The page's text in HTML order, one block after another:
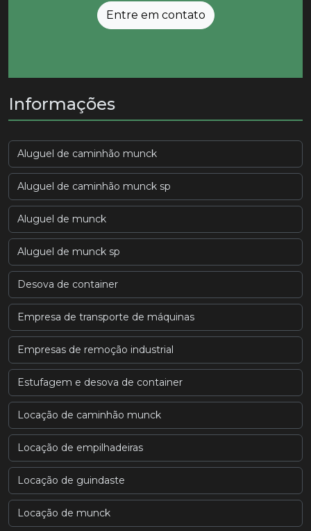
Entre em contato
Informações
Aluguel de caminhão munck
Aluguel de caminhão munck sp
Aluguel de munck
Aluguel de munck sp
Desova de container
Empresa de transporte de máquinas
Empresas de remoção industrial
Estufagem e desova de container
Locação de caminhão munck
Locação de empilhadeiras
Locação de guindaste
Locação de munck